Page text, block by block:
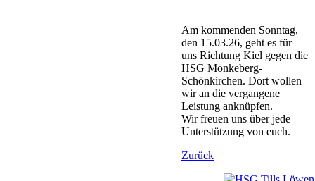
Am kommenden Sonntag,
den 15.03.26, geht es für
uns Richtung Kiel gegen die
HSG Mönkeberg-
Schönkirchen. Dort wollen
wir an die vergangene
Leistung anknüpfen.
Wir freuen uns über jede
Unterstützung von euch.
Zurück